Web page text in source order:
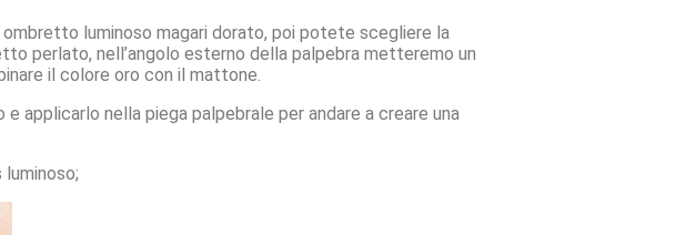
luminoso magari dorato, poi potete scegliere la
perlato, nell’angolo esterno della palpebra metteremo un
il colore oro con il mattone.
applicarlo nella piega palpebrale per andare a creare una